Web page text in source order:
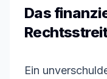
Das
Ein